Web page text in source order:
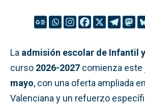
La admisión escolar de Infantil
curso 2026-2027 comienza este
mayo, con una oferta ampliada
Valenciana y un refuerzo